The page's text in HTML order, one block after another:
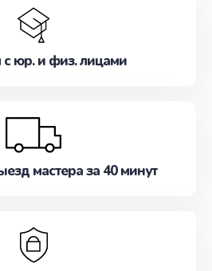
с юр. и физ. лицами
мастера за 40 минут